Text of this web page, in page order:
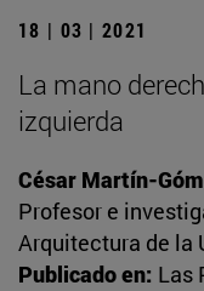
18 | 03 | 2021
La mano
izquierda
César Martín-
Profesor e
Arquitectura de la
Publicado en: Las